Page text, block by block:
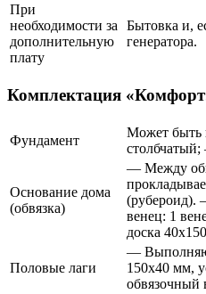
При
необходимости за
дополнительную
плату
Бытовка и,
генератора.
Комплектация
Фундамент
Может быть
столбчатый;
Основание дома
(обвязка)
— Между
(рубероид).
венец: 1
доска
Половые лаги
—
150х40 мм,
обвязочный